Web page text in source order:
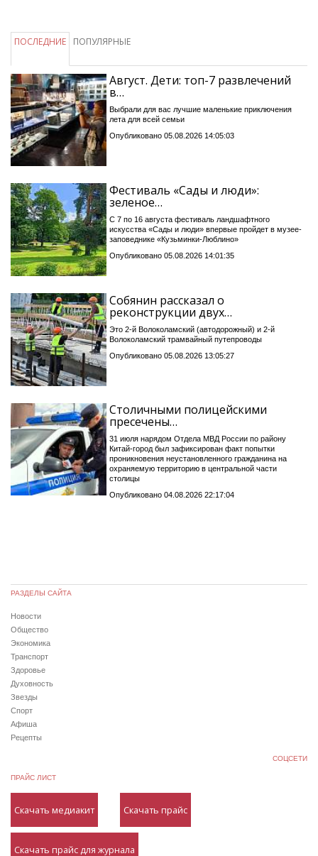
ПОСЛЕДНИЕ ПОПУЛЯРНЫЕ
Август. Дети: топ-7 развлечений
в…
Выбрали для вас лучшие маленькие приключения
лета для всей семьи
Опубликовано 05.08.2026 14:05:03
Фестиваль «Сады и люди»:
зеленое…
С 7 по 16 августа фестиваль ландшафтного
искусства «Сады и люди» впервые пройдет в музее-
заповеднике «Кузьминки-Люблино»
Опубликовано 05.08.2026 14:01:35
Собянин рассказал о
реконструкции двух…
Это 2-й Волоколамский (автодорожный) и 2-й
Волоколамский трамвайный путепроводы
Опубликовано 05.08.2026 13:05:27
Столичными полицейскими
пресечены…
31 июля нарядом Отдела МВД России по району
Китай-город был зафиксирован факт попытки
проникновения неустановленного гражданина на
охраняемую территорию в центральной части
столицы
Опубликовано 04.08.2026 22:17:04
РАЗДЕЛЫ САЙТА
Новости
Общество
Экономика
Транспорт
Здоровье
Духовность
Звезды
Спорт
Афиша
Рецепты
СОЦСЕТИ
ПРАЙС ЛИСТ
Скачать медиакит Скачать прайс
Скачать прайс для журнала